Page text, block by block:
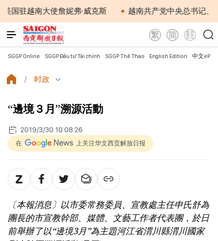
越南大使詹妮弗·威克斯 越南共产党中央总书记、国家
SGGP Online SGGP Đầu tư Tài chính SGGP Thể Thao English Edition 中文
时政
“邊境３月”溯源活動
2019/3/30 10:08:26
在 上关注华文西贡解放日报
〔本報消息〕以市委常務委員、宣教處主任申氏舒為
團長的市宣教幹部、媒體、文藝工作者代表團，於日
前舉辦了以“邊境3月”為主題河江省渭川縣渭川國家